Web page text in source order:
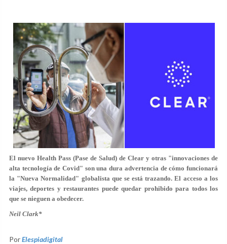
El nuevo Health Pass (Pase de Salud) de Clear y otras "innovaciones de
alta tecnología de Covid" son una dura advertencia de cómo funcionará
la "Nueva Normalidad" globalista que se está trazando. El acceso a los
viajes, deportes y restaurantes puede quedar prohibido para todos los
que se nieguen a obedecer.
Neil Clark*
PorElespiadigital